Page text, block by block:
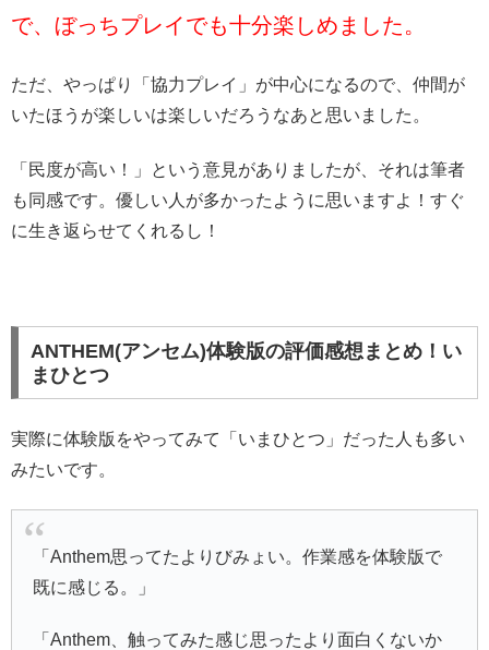
で、ぼっちプレイでも十分楽しめました。
ただ、やっぱり「協力プレイ」が中心になるので、仲間が
いたほうが楽しいは楽しいだろうなあと思いました。
「民度が高い！」という意見がありましたが、それは筆者
も同感です。優しい人が多かったように思いますよ！すぐ
に生き返らせてくれるし！
ANTHEM(アンセム)体験版の評価感想まとめ！い
まひとつ
実際に体験版をやってみて「いまひとつ」だった人も多い
みたいです。
「Anthem思ってたよりびみょい。作業感を体験版で
既に感じる。」
「Anthem、触ってみた感じ思ったより面白くないか